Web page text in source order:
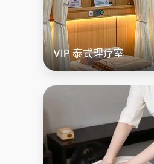
VIP 泰式理疗室